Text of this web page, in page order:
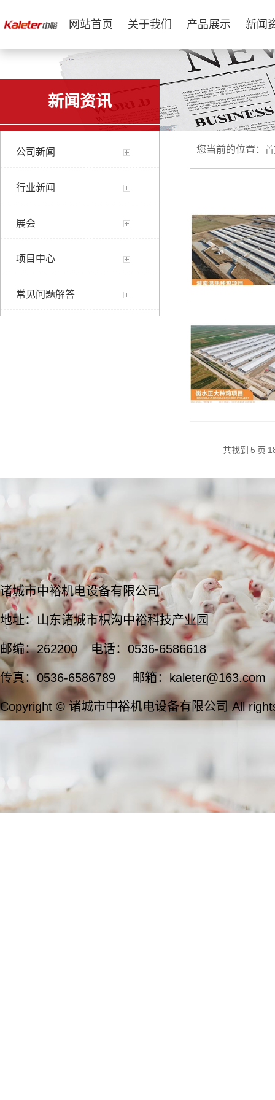
网站首页 关于我们 产品展示 新闻
新闻资讯
公司新闻
行业新闻
展会
项目中心
常见问题解答
您当前的位置：
共找到 5 页
诸城市中裕机电设备有限公司
地址：山东诸城市枳沟中裕科技产业园
邮编：262200 电话：0536-6586618
传真：0536-6586789 邮箱：kaleter@163.com
Copyright © 诸城市中裕机电设备有限公司 All